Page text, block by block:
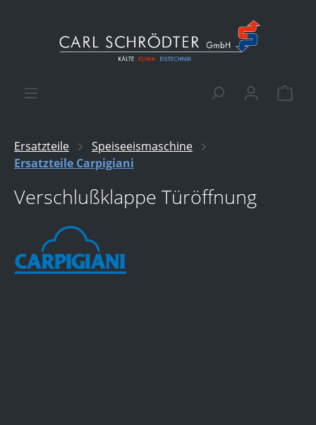
Ersatzteile
Speiseeismaschine
Ersatzteile Carpigiani
Verschlußklappe Türöffnung